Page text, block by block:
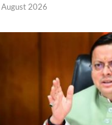
August 2026